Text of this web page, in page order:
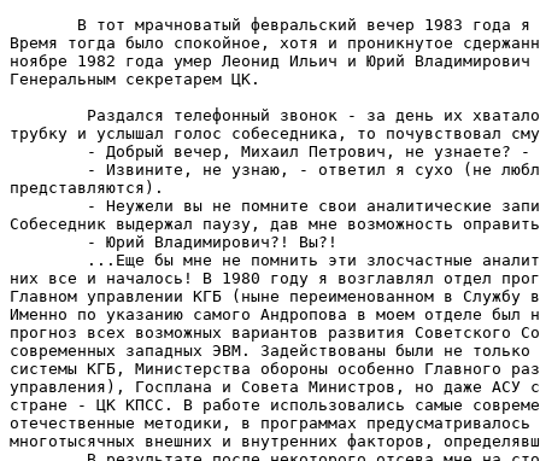
В тот мрачноватый февральский вечер 1983 года я
Время тогда было спокойное, хотя и проникнутое
ноябре 1982 года умер Леонид Ильич и Юрий Владимирович
Генеральным секретарем ЦК.
Раздался телефонный звонок - за день их
трубку и услышал голос собеседника, то почувствовал
- Добрый вечер, Михаил Петрович, не узнаете? -
- Извините, не узнаю, - ответил я сухо (не
представляются).
- Неужели вы не помните свои аналитические
Собеседник выдержал паузу, дав мне возможность
        - Юрий Владимирович?! Вы?!
...Еще бы мне не помнить эти злосчастные
них все и началось! В 1980 году я возглавлял отдел
Главном управлении КГБ (ныне переименованном в Службу
Именно по указанию самого Андропова в моем отделе был
прогноз всех возможных вариантов развития Советского
современных западных ЭВМ. Задействованы были не только
системы КГБ, Министерства обороны особенно Главного
управления), Госплана и Совета Министров, но даже АСУ
стране - ЦК КПСС. В работе использовались самые
отечественные методики, в программах предусматривалось
многотысячных внешних и внутренних факторов,